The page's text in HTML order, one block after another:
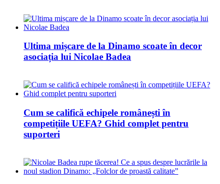
Ultima mișcare de la Dinamo scoate în decor
asociația lui Nicolae Badea
Cum se califică echipele românești în
competițiile UEFA? Ghid complet pentru
suporteri